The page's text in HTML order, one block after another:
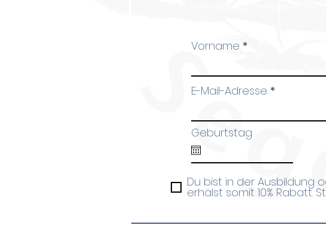
Vorname
E-Mail-Adresse
Geburtstag
Du bist in der Ausbildung
erhälst somit 10% Rabatt.